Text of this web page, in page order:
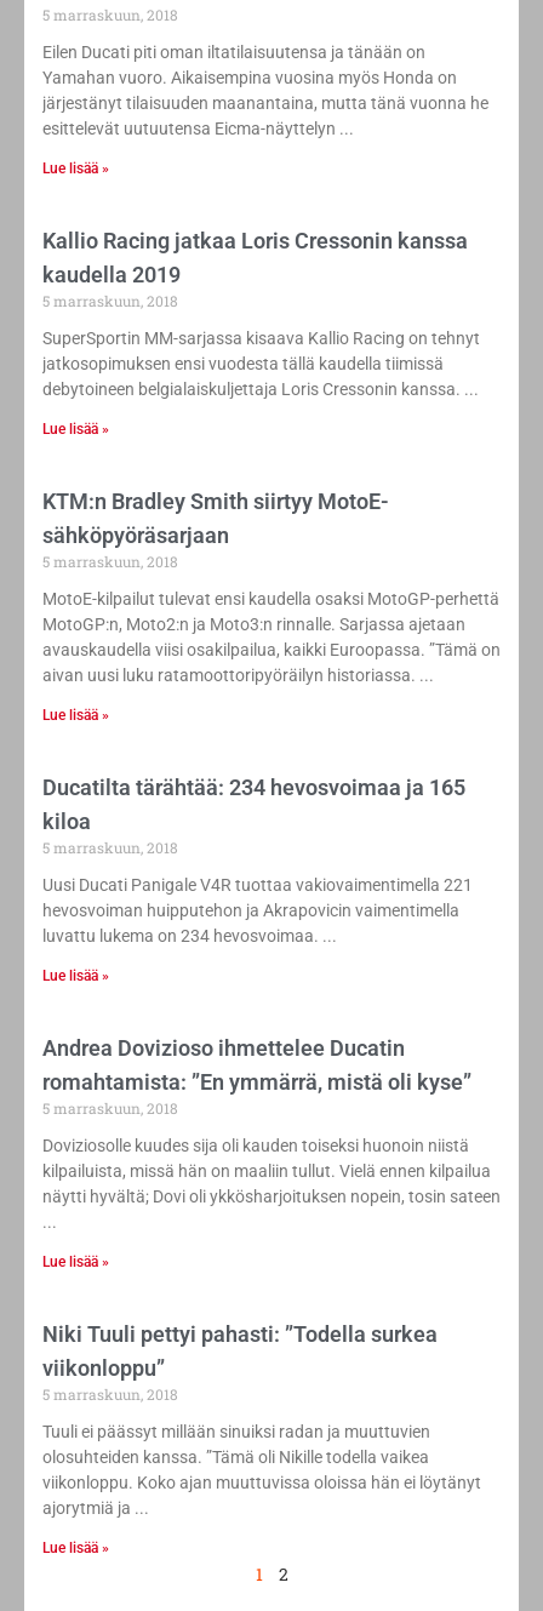
5 marraskuun, 2018
Eilen Ducati piti oman iltatilaisuutensa ja tänään on
Yamahan vuoro. Aikaisempina vuosina myös Honda on
järjestänyt tilaisuuden maanantaina, mutta tänä vuonna he
esittelevät uutuutensa Eicma-näyttelyn
Lue lisää »
Kallio Racing jatkaa Loris Cressonin kanssa
kaudella 2019
5 marraskuun, 2018
SuperSportin MM-sarjassa kisaava Kallio Racing on tehnyt
jatkosopimuksen ensi vuodesta tällä kaudella tiimissä
debytoineen belgialaiskuljettaja Loris Cressonin kanssa.
Lue lisää »
KTM:n Bradley Smith siirtyy MotoE-
sähköpyöräsarjaan
5 marraskuun, 2018
MotoE-kilpailut tulevat ensi kaudella osaksi MotoGP-perhettä
MotoGP:n, Moto2:n ja Moto3:n rinnalle. Sarjassa ajetaan
avauskaudella viisi osakilpailua, kaikki Euroopassa. ”Tämä on
aivan uusi luku ratamoottoripyöräilyn historiassa.
Lue lisää »
Ducatilta tärähtää: 234 hevosvoimaa ja 165
kiloa
5 marraskuun, 2018
Uusi Ducati Panigale V4R tuottaa vakiovaimentimella 221
hevosvoiman huipputehon ja Akrapovicin vaimentimella
luvattu lukema on 234 hevosvoimaa.
Lue lisää »
Andrea Dovizioso ihmettelee Ducatin
romahtamista: ”En ymmärrä, mistä oli kyse”
5 marraskuun, 2018
Doviziosolle kuudes sija oli kauden toiseksi huonoin niistä
kilpailuista, missä hän on maaliin tullut. Vielä ennen kilpailua
näytti hyvältä; Dovi oli ykkösharjoituksen nopein, tosin sateen
Lue lisää »
Niki Tuuli pettyi pahasti: ”Todella surkea
viikonloppu”
5 marraskuun, 2018
Tuuli ei päässyt millään sinuiksi radan ja muuttuvien
olosuhteiden kanssa. ”Tämä oli Nikille todella vaikea
viikonloppu. Koko ajan muuttuvissa oloissa hän ei löytänyt
ajorytmiä ja
Lue lisää »
1 2